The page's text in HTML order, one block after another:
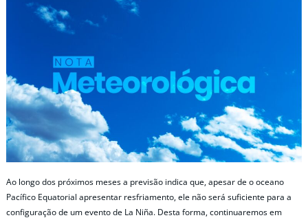
Ao longo dos próximos meses a previsão indica que, apesar de o oceano
Pacífico Equatorial apresentar resfriamento, ele não será suficiente para a
configuração de um evento de La Niña. Desta forma, continuaremos em